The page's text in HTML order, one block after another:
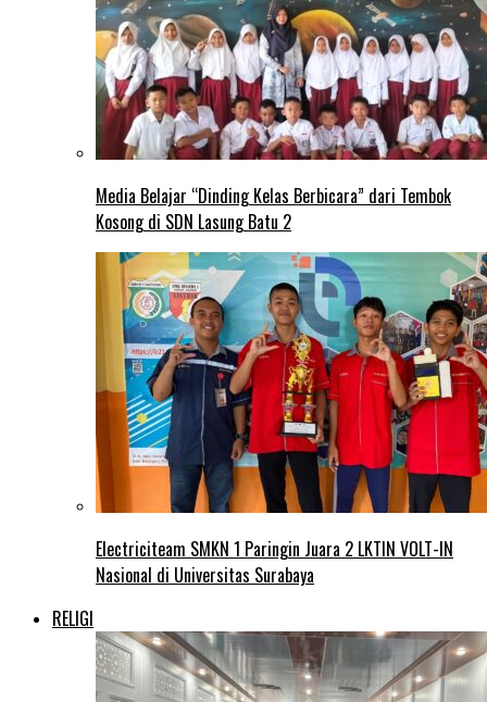
Media Belajar “Dinding Kelas Berbicara” dari Tembok
Kosong di SDN Lasung Batu 2
Electriciteam SMKN 1 Paringin Juara 2 LKTIN VOLT-IN
Nasional di Universitas Surabaya
RELIGI